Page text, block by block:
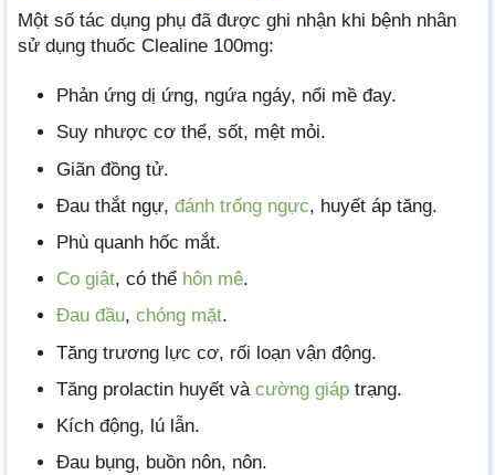
Một số tác dụng phụ đã được ghi nhận khi bệnh nhân
sử dụng thuốc Clealine 100mg:
Phản ứng dị ứng, ngứa ngáy, nổi mề đay.
Suy nhược cơ thể, sốt, mệt mỏi.
Giãn đồng tử.
Đau thắt ngự, đánh trống ngực, huyết áp tăng.
Phù quanh hốc mắt.
Co giật, có thể hôn mê.
Đau đầu, chóng mặt.
Tăng trương lực cơ, rối loạn vận động.
Tăng prolactin huyết và cường giáp trạng.
Kích động, lú lẫn.
Đau bụng, buồn nôn, nôn.